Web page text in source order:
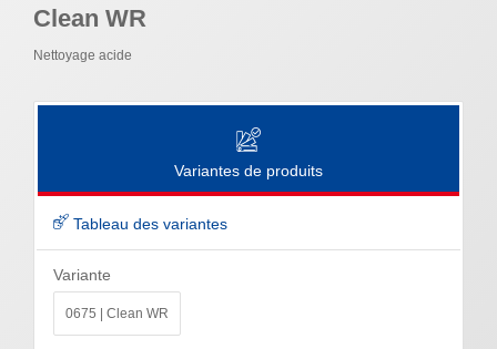
Clean WR
Nettoyage acide
Variantes de produits
Tableau des variantes
Variante
0675 | Clean WR